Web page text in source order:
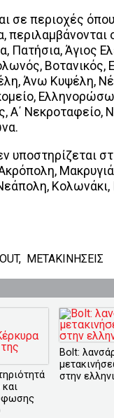
σε περιοχές
Πατήσια, Άγιος
Βοτανικός,
Άνω Κυψέλη,
Α΄ Νεκροταφείο,
υποστηρίζεται
Κολωνάκι,
, ΜΕΤΑΚΙΝΗΣΕΙΣ
Bolt:
στην